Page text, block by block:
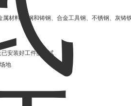
材料（ 钢和铸钢、合金工具钢、不锈钢、灰铸
安装好工件的测试
地